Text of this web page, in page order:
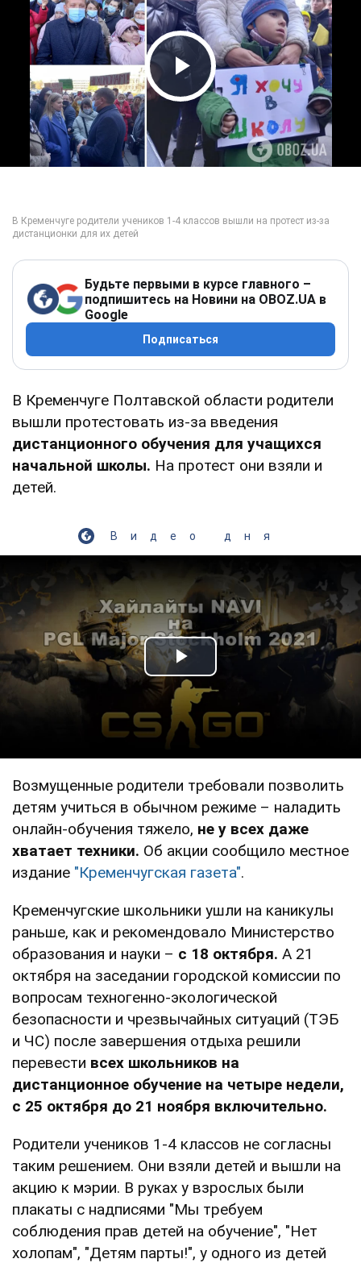
Play Video
Будьте первыми в курсе главного –
подпишитесь на Новини на OBOZ.UA в
Google
Подписаться
В Кременчуге Полтавской области родители
вышли протестовать из-за введения
дистанционного обучения для учащихся
начальной школы. На протест они взяли и
детей.
Видео дня
Play Video
Возмущенные родители требовали позволить
детям учиться в обычном режиме – наладить
онлайн-обучения тяжело, не у всех даже
хватает техники. Об акции сообщило местное
издание "Кременчугская газета".
Кременчугские школьники ушли на каникулы
раньше, как и рекомендовало Министерство
образования и науки – с 18 октября. А 21
октября на заседании городской комиссии по
вопросам техногенно-экологической
безопасности и чрезвычайных ситуаций (ТЭБ
и ЧС) после завершения отдыха решили
перевести всех школьников на
дистанционное обучение на четыре недели,
с 25 октября до 21 ноября включительно.
Родители учеников 1-4 классов не согласны
таким решением. Они взяли детей и вышли на
акцию к мэрии. В руках у взрослых были
плакаты с надписями "Мы требуем
соблюдения прав детей на обучение", "Нет
холопам", "Детям парты!", у одного из детей